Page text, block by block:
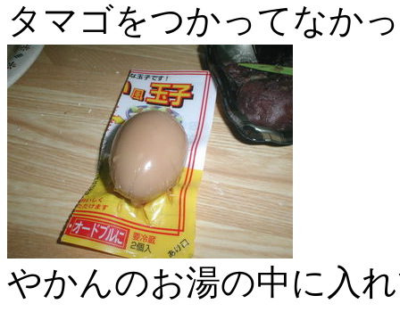
タマゴをつかってなか
やかんのお湯の中に入